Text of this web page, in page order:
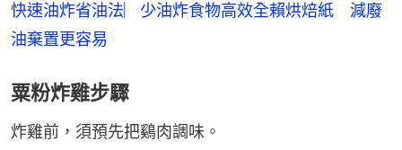
快速油炸省油法︳少油炸食物高效全賴烘焙紙　減廢
油棄置更容易
粟粉炸雞步驟
炸雞前，須預先把鷄肉調味。